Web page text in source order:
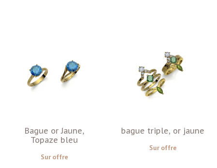
Bague or Jaune,
Topaze bleu
Sur offre
bague triple, or jaune
Sur offre